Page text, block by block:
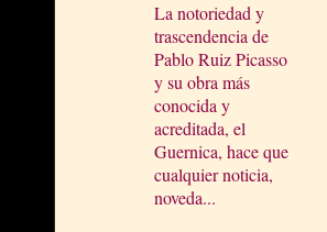
La notoriedad y
trascendencia de
Pablo Ruiz Picasso
y su obra más
conocida y
acreditada, el
Guernica, hace que
cualquier noticia,
noveda...